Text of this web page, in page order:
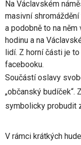
Na Václavském
masivní
a podobně to na něm
hodinu a na
lidí. Z horní části je
facebooku.
Součástí oslavy
„občanský budíček“.
symbolicky probudit
V rámci krátkých